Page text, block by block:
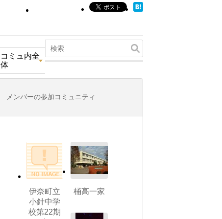
コミュ内全
体
メンバーの参加コミュニティ
伊奈町立
小針中学
校第22期
桶高一家